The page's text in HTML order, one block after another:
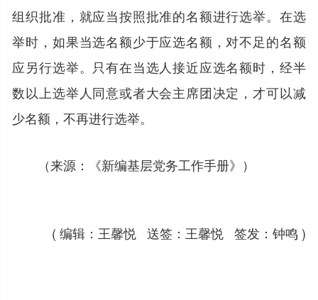
组织批准，就应当按照批准的名额进行选举。在选
举时，如果当选名额少于应选名额，对不足的名额
应另行选举。只有在当选人接近应选名额时，经半
数以上选举人同意或者大会主席团决定，才可以减
少名额，不再进行选举。
（来源：《新编基层党务工作手册》）
( 编辑：王馨悦 送签：王馨悦 签发：钟鸣 )